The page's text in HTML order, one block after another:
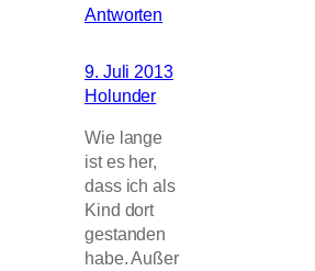
Antworten
9. Juli 2013
Holunder
Wie lange
ist es her,
dass ich als
Kind dort
gestanden
habe. Außer